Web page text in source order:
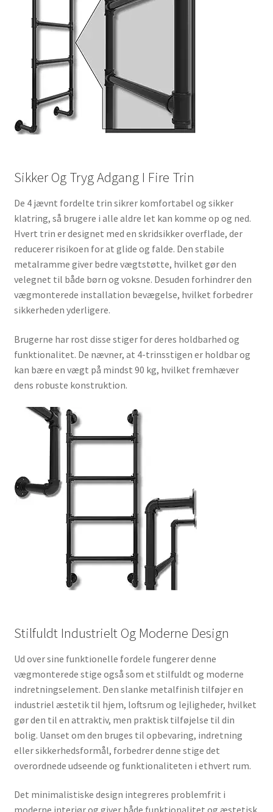
Sikker Og Tryg Adgang I Fire Trin
De 4 jævnt fordelte trin sikrer komfortabel og sikker
klatring, så brugere i alle aldre let kan komme op og ned.
Hvert trin er designet med en skridsikker overflade, der
reducerer risikoen for at glide og falde. Den stabile
metalramme giver bedre vægtstøtte, hvilket gør den
velegnet til både børn og voksne. Desuden forhindrer den
vægmonterede installation bevægelse, hvilket forbedrer
sikkerheden yderligere.
Brugerne har rost disse stiger for deres holdbarhed og
funktionalitet. De nævner, at 4-trinsstigen er holdbar og
kan bære en vægt på mindst 90 kg, hvilket fremhæver
dens robuste konstruktion.
Stilfuldt Industrielt Og Moderne Design
Ud over sine funktionelle fordele fungerer denne
vægmonterede stige også som et stilfuldt og moderne
indretningselement. Den slanke metalfinish tilføjer en
industriel æstetik til hjem, loftsrum og lejligheder, hvilket
gør den til en attraktiv, men praktisk tilføjelse til din
bolig. Uanset om den bruges til opbevaring, indretning
eller sikkerhedsformål, forbedrer denne stige det
overordnede udseende og funktionaliteten i ethvert rum.
Det minimalistiske design integreres problemfrit i